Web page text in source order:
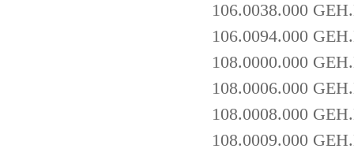
106.0038.000
106.0094.000
108.0000.000
108.0006.000
108.0008.000
108.0009.000